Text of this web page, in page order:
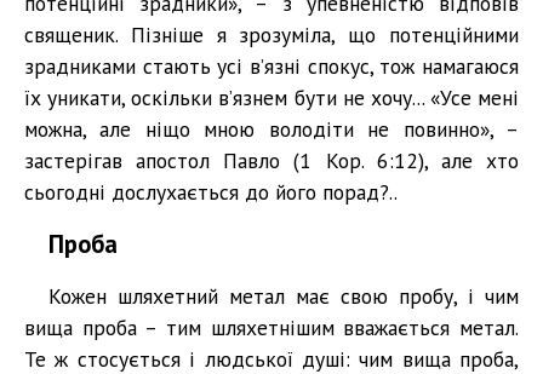
священик. Пізніше я зрозуміла, що потенційними
зрадниками стають усі в’язні спокус, тож намагаюся
їх уникати, оскільки в’язнем бути не хочу... «Усе мені
можна, але ніщо мною володіти не повинно», –
застерігав апостол Павло (1 Кор. 6:12), але хто
сьогодні дослухається до його порад?..
Проба
Кожен шляхетний метал має свою пробу, і чим
вища проба – тим шляхетнішим вважається метал.
Те ж стосується і людської душі: чим вища проба,